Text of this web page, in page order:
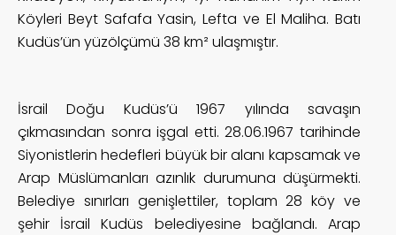
Köyleri Beyt Safafa Yasin, Lefta ve El Maliha. Batı
Kudüs’ün yüzölçümü 38 km² ulaşmıştır.
İsrail Doğu Kudüs’ü 1967 yılında savaşın
çıkmasından sonra işgal etti. 28.06.1967 tarihinde
Siyonistlerin hedefleri büyük bir alanı kapsamak ve
Arap Müslümanları azınlık durumuna düşürmekti.
Belediye sınırları genişlettiler, toplam 28 köy ve
şehir İsrail Kudüs belediyesine bağlandı. Arap